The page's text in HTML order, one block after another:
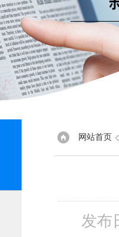
网站首页
发布